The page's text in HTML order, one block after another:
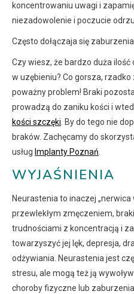
koncentrowaniu uwagi i
niezadowolenie i poczucie
Często dołączaja się
Czy wiesz, że bardzo duża
w uzębieniu? Co gorsza,
poważny problem! Braki
prowadzą do zaniku kości i
kości szczęki . By do tego nie
braków. Zachęcamy do
usług Implanty Poznań
WYJAŚNIENIA
Neurastenia to inaczej
przewlekłym zmęczeniem,
trudnościami z koncentracją i
towarzyszyć jej lęk, depresja,
odżywiania. Neurastenia jest
stresu, ale mogą też ją
choroby fizyczne lub